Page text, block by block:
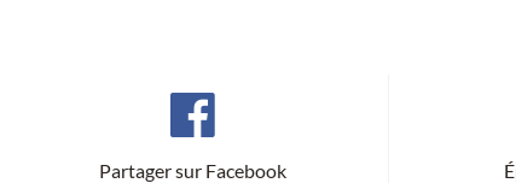
Partager sur Facebook